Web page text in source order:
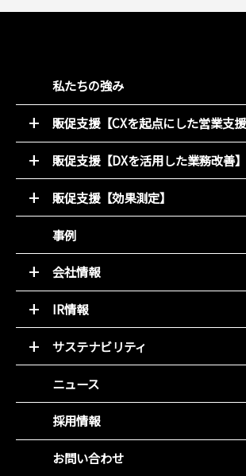
私たちの強み
販促支援【CXを起点にした営業支援
52週マーケティング
キャンペーン支援サービス
動画コンテンツ
デジタルチラシ 買適ミッケ!
商品ブランディング
PDM（顧客データ活用）
LINE集客サービス（＋LINKS）
販促支援【DXを活用した業務改善】
オンライン販促物制作支援システム
店別販促サポート
販促支援【効果測定】
商圏ポテンシャル分析
アンケート分析
売れるデザイン研究所
事例
会社情報
トップメッセージ
基本理念
会社概要
組織図
役員紹介
沿革
事業所一覧
IR情報
トップメッセージと決算解説
経営方針
IR資料室
財務ハイライト
IRカレンダー
株主総会
株主メモ
サステナビリティ
環境(E)
社会(S)
企業統治(G)
SDGsの取組み
ニュース
採用情報
お問い合わせ